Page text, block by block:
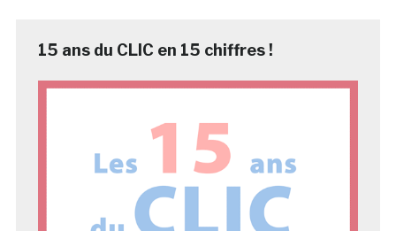
15 ans du CLIC en 15 chiffres !